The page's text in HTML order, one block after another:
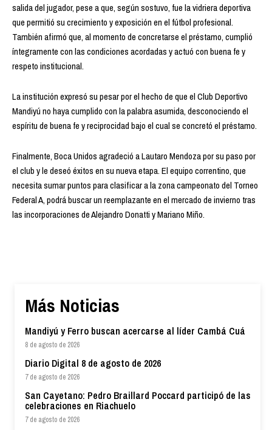
salida del jugador, pese a que, según sostuvo, fue la vidriera deportiva
que permitió su crecimiento y exposición en el fútbol profesional.
También afirmó que, al momento de concretarse el préstamo, cumplió
íntegramente con las condiciones acordadas y actuó con buena fe y
respeto institucional.
La institución expresó su pesar por el hecho de que el Club Deportivo
Mandiyú no haya cumplido con la palabra asumida, desconociendo el
espíritu de buena fe y reciprocidad bajo el cual se concretó el préstamo.
Finalmente, Boca Unidos agradeció a Lautaro Mendoza por su paso por
el club y le deseó éxitos en su nueva etapa. El equipo correntino, que
necesita sumar puntos para clasificar a la zona campeonato del Torneo
Federal A, podrá buscar un reemplazante en el mercado de invierno tras
las incorporaciones de Alejandro Donatti y Mariano Miño.
Más Noticias
Mandiyú y Ferro buscan acercarse al líder Cambá Cuá
8 de agosto de 2026
Diario Digital 8 de agosto de 2026
7 de agosto de 2026
San Cayetano: Pedro Braillard Poccard participó de las
celebraciones en Riachuelo
7 de agosto de 2026